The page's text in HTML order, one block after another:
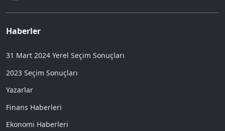
Haberler
31 Mart 2024 Yerel Seçim Sonuçları
2023 Seçim Sonuçları
Yazarlar
Finans Haberleri
Ekonomi Haberleri